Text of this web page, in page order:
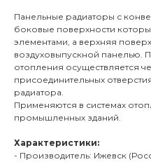
Панельные радиаторы с
боковые поверхности
элементами, а верхняя
воздуховыпускной панелью.
отопления осуществляется
присоединительных
радиатора.
Применяются в системах
промышленных зданий.
Характеристики:
- Производитель: Ижевск